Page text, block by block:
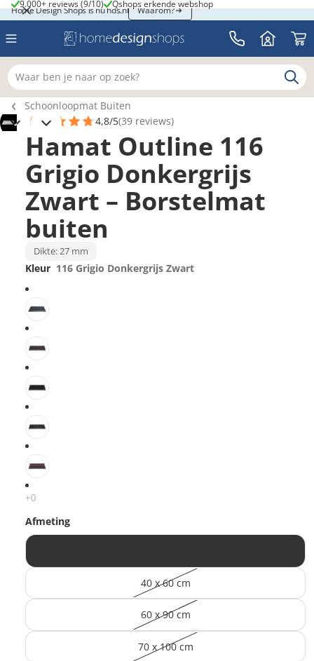
Home Design Shops is nu hds.nl
Home Design Shops is nu hds.nl Waarom?
9.000+ reviews (9/10)
9.000+ reviews (9/10) Qshops erkende webshop
Qshops erkende webshop
Waar ben je naar op zoek?
Breadcrumb navigatie
Schoonloopmat Buiten
4,8/5(39 reviews)
Hamat Outline 116
Grigio Donkergrijs
Zwart – Borstelmat
buiten
Dikte: 27 mm
Kleur 116 Grigio Donkergrijs Zwart
Afmeting
40 x 60 cm
60 x 90 cm
70 x 100 cm